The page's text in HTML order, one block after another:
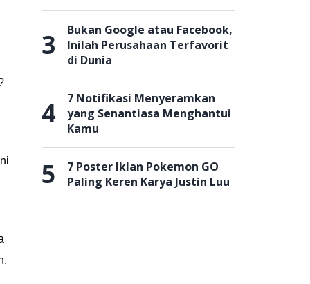
3
Bukan Google atau Facebook,
Inilah Perusahaan Terfavorit
di Dunia
4
7 Notifikasi Menyeramkan
yang Senantiasa Menghantui
Kamu
5
7 Poster Iklan Pokemon GO
Paling Keren Karya Justin Luu